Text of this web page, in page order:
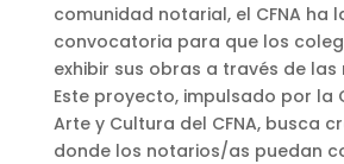
comunidad notarial, el CFNA ha
convocatoria para que los
exhibir sus obras a través de las
Este proyecto, impulsado por la
Arte y Cultura del CFNA, busca
donde los notarios/as puedan